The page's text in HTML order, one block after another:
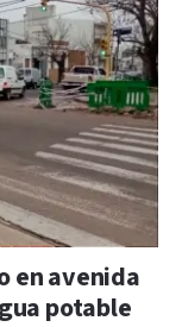
en avenida
potable